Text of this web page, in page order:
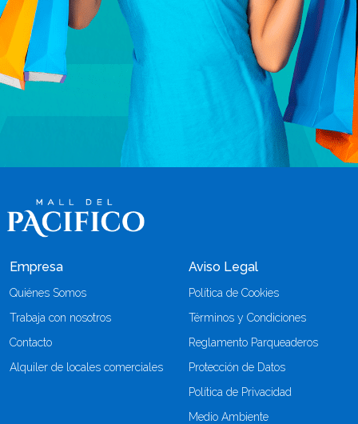
Empresa
Quiénes Somos
Trabaja con nosotros
Contacto
Alquiler de locales comerciales
Aviso Legal
Política de Cookies
Términos y Condiciones
Reglamento Parqueaderos
Protección de Datos
Política de Privacidad
Medio Ambiente